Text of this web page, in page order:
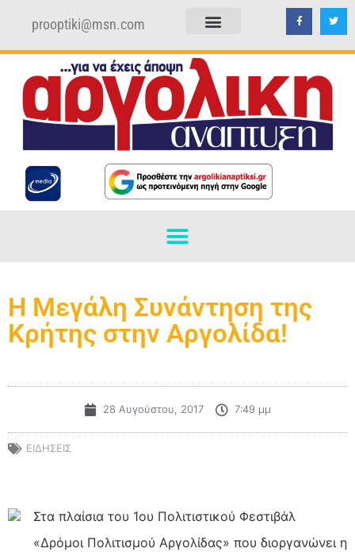
prooptiki@msn.com
H Μεγάλη Συνάντηση της
Κρήτης στην Αργολίδα!
28 Αυγούστου, 2017 7:49 μμ
ΕΙΔΗΣΕΙΣ
Στα πλαίσια του 1ου Πολιτιστικού Φεστιβάλ
«Δρόμοι Πολιτισμού Αργολίδας» που διοργανώνει η